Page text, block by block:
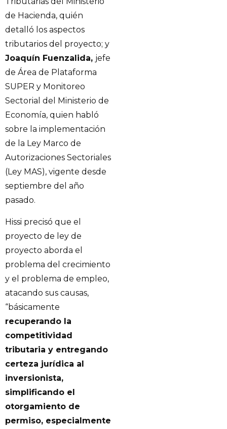
de Hacienda, quién
detalló los aspectos
tributarios del proyecto; y
Joaquín Fuenzalida, jefe
de Área de Plataforma
SUPER y Monitoreo
Sectorial del Ministerio de
Economía, quien habló
sobre la implementación
de la Ley Marco de
Autorizaciones Sectoriales
(Ley MAS), vigente desde
septiembre del año
pasado.
Hissi precisó que el
proyecto de ley de
proyecto aborda el
problema del crecimiento
y el problema de empleo,
atacando sus causas,
“básicamente
recuperando la
competitividad
tributaria y entregando
certeza jurídica al
inversionista,
simplificando el
otorgamiento de
permiso, especialmente